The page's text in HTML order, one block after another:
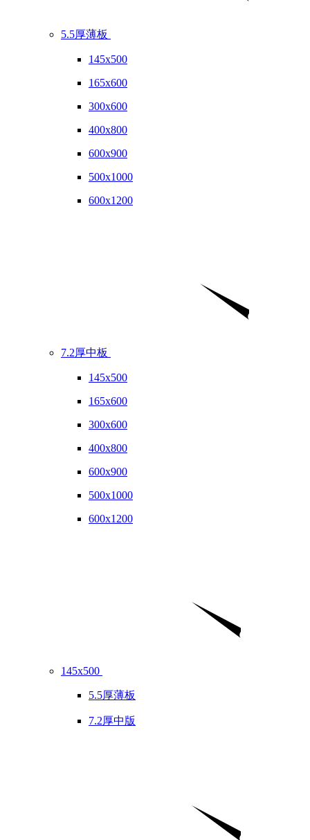
5.5厚薄板
145x500
165x600
300x600
400x800
600x900
500x1000
600x1200
7.2厚中板
145x500
165x600
300x600
400x800
600x900
500x1000
600x1200
145x500
5.5厚薄板
7.2厚中版